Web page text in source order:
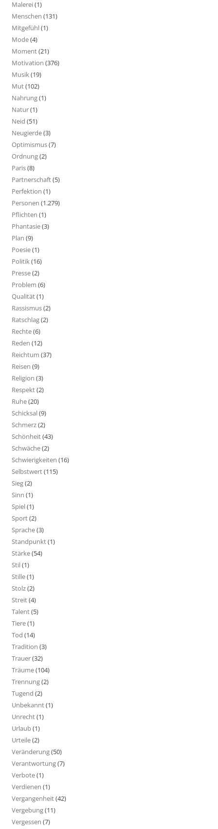
Malerei(1)
Menschen (131)
Mitgefühl(1)
Mode(4)
Moment(21)
Motivation (376)
Musik(19)
Mut(102)
Nahrung(1)
Natur(1)
Neid (51)
Neugierde(3)
Optimismus(7)
Ordnung(2)
Paris(8)
Partnerschaft(5)
Perfektion (1)
Personen (1.279)
Pflichten (1)
Phantasie(3)
Plan (9)
Poesie(1)
Politik(16)
Presse(2)
Problem (6)
Qualität(1)
Rassismus(2)
Ratschlag(2)
Rechte(6)
Reden (12)
Reichtum (37)
Reisen (9)
Religion (3)
Respekt(2)
Ruhe(20)
Schicksal(9)
Schmerz(2)
Schönheit(43)
Schwäche(2)
Schwierigkeiten (16)
Selbstwert(115)
Sieg(2)
Sinn (1)
Spiel(1)
Sport(2)
Sprache(3)
Standpunkt(1)
Stärke(54)
Stil(1)
Stille(1)
Stolz(2)
Streit(4)
Talent(5)
Tiere(1)
Tod (14)
Tradition (3)
Trauer(32)
Träume(104)
Trennung(2)
Tugend (2)
Unbekannt(1)
Unrecht(1)
Urlaub(1)
Urteile(2)
Veränderung(50)
Verantwortung(7)
Verbote(1)
Verdienen (1)
Vergangenheit(42)
Vergebung(11)
Vergessen (7)